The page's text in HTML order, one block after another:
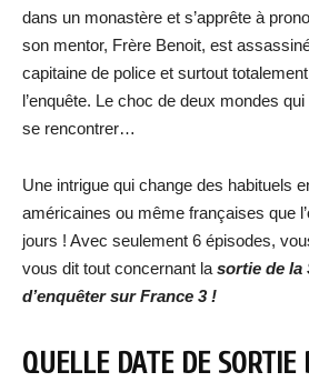
dans un monastère et s’apprête à
son mentor, Frère Benoit, est
capitaine de police et surtout
l’enquête. Le choc de deux mondes
se rencontrer…
Une intrigue qui change des habituels
américaines ou même françaises que
jours ! Avec seulement 6 épisodes,
vous dit tout concernant la sortie de la
d’enquêter sur France 3 !
QUELLE DATE DE SORTIE